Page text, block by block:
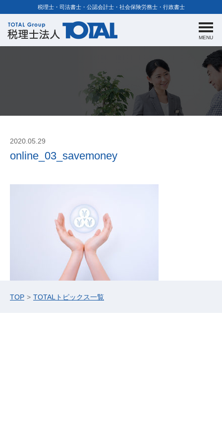
税理士・司法書士・公認会計士・社会保険労務士・行政書士
MENU
2020.05.29
online_03_savemoney
TOP TOTALトピックス一覧